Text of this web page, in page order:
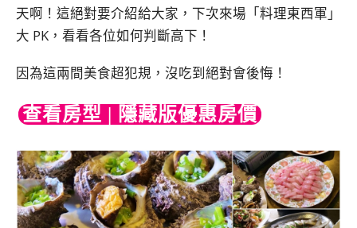
天啊！這絕對要介紹給大家，下次來場「料理東西軍」
大 PK，看看各位如何判斷高下！
因為這兩間美食超犯規，沒吃到絕對會後悔！
查看房型 | 隱藏版優惠房價